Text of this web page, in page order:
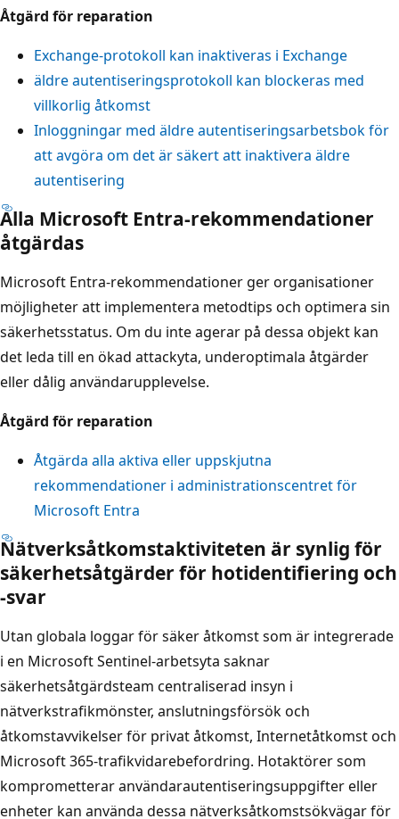
Åtgärd för reparation
Exchange-protokoll kan inaktiveras i Exchange
äldre autentiseringsprotokoll kan blockeras med
villkorlig åtkomst
Inloggningar med äldre autentiseringsarbetsbok för
att avgöra om det är säkert att inaktivera äldre
autentisering
Alla Microsoft Entra-rekommendationer
åtgärdas
Microsoft Entra-rekommendationer ger organisationer
möjligheter att implementera metodtips och optimera sin
säkerhetsstatus. Om du inte agerar på dessa objekt kan
det leda till en ökad attackyta, underoptimala åtgärder
eller dålig användarupplevelse.
Åtgärd för reparation
Åtgärda alla aktiva eller uppskjutna
rekommendationer i administrationscentret för
Microsoft Entra
Nätverksåtkomstaktiviteten är synlig för
säkerhetsåtgärder för hotidentifiering och
-svar
Utan globala loggar för säker åtkomst som är integrerade
i en Microsoft Sentinel-arbetsyta saknar
säkerhetsåtgärdsteam centraliserad insyn i
nätverkstrafikmönster, anslutningsförsök och
åtkomstavvikelser för privat åtkomst, Internetåtkomst och
Microsoft 365-trafikvidarebefordring. Hotaktörer som
komprometterar användarautentiseringsuppgifter eller
enheter kan använda dessa nätverksåtkomstsökvägar för